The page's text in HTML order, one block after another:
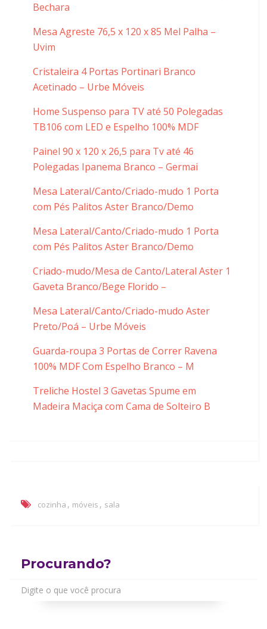
Bechara
Mesa Agreste 76,5 x 120 x 85 Mel Palha –
Uvim
Cristaleira 4 Portas Portinari Branco
Acetinado – Urbe Móveis
Home Suspenso para TV até 50 Polegadas
TB106 com LED e Espelho 100% MDF
Painel 90 x 120 x 26,5 para Tv até 46
Polegadas Ipanema Branco – Germai
Mesa Lateral/Canto/Criado-mudo 1 Porta
com Pés Palitos Aster Branco/Demo
Mesa Lateral/Canto/Criado-mudo 1 Porta
com Pés Palitos Aster Branco/Demo
Criado-mudo/Mesa de Canto/Lateral Aster 1
Gaveta Branco/Bege Florido –
Mesa Lateral/Canto/Criado-mudo Aster
Preto/Poá – Urbe Móveis
Guarda-roupa 3 Portas de Correr Ravena
100% MDF Com Espelho Branco – M
Treliche Hostel 3 Gavetas Spume em
Madeira Maciça com Cama de Solteiro B
cozinha , móveis , sala
Procurando?